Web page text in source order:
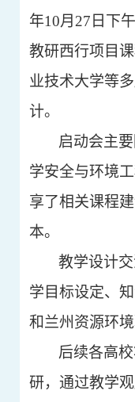
年10月 27 日下午
教研西行项目
业技术大学等
计。
启动会主要
学安全与环境
享了相关课程
本。
教学设计
学目标设定、
和兰州资源环
后续各高
研，通过教学